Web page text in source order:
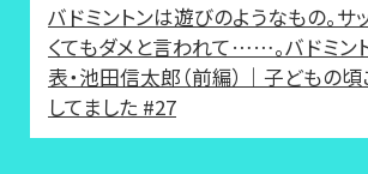
バドミントンは遊びのようなもの。
くてもダメと言われて……。バドミン
表・池田信太郎（前編）｜子どもの
してました #27